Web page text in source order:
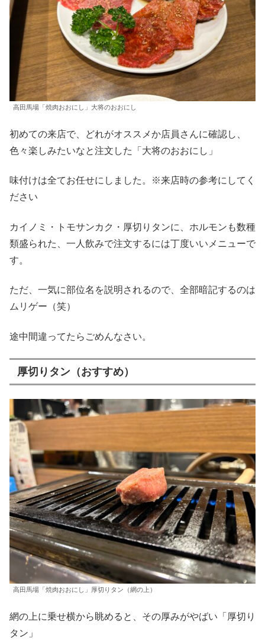
高田馬場「焼肉おおにし」大将のおおにし
初めての来店で、どれがオススメか店員さんに確認し、
色々楽しみたいなと注文した「大将のおおにし」
味付けは全てお任せにしました。※来店時の参考にしてく
ださい
カイノミ・トモサンカク・厚切りタンに、ホルモンも数種
類盛られた、一人飲みで注文するには丁度いいメニューで
す。
ただ、一気に部位名を説明されるので、全部暗記するのは
ムリゲー（笑）
途中間違ってたらごめんなさい。
厚切りタン（おすすめ）
高田馬場「焼肉おおにし」厚切りタン（網の上）
網の上に乗せ横から眺めると、その厚みがやばい「厚切り
タン」